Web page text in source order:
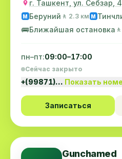
г. Ташкент, ул. Себзар,
M Беруний 🚶 2.3 км M
🚌Ближайшая остановка
пн–пт:09:00–17:00
Сейчас закрыто
+(99871)… Показать
Записаться
Gunchamed